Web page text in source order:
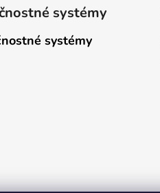
systémy
systémy